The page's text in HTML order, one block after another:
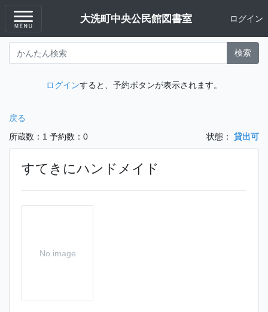
大洗町中央公民館図書室 ログイン
検索
ログインすると、予約ボタンが表示されます。
戻る
所蔵数：1 予約数：0 状態： 貸出可
すてきにハンドメイド
No image